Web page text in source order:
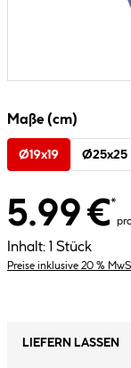
Maße (cm)
Ø19x19 Ø25x25
5.99 €*
Inhalt: 1 Stück
Preise inklusive 20 %
LIEFERN LASSEN